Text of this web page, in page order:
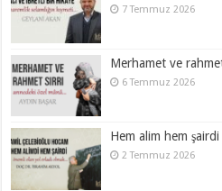
7 Temmuz 2026
Merhamet ve rahmet
6 Temmuz 2026
Hem alim hem
2 Temmuz 2026